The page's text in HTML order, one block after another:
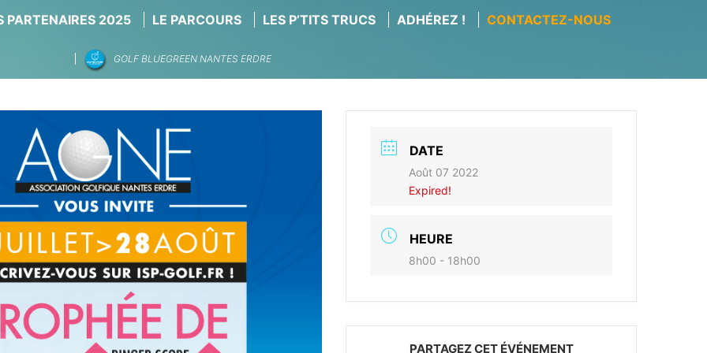
PARTENAIRES 2025 LE PARCOURS LES P’TITS TRUCS ADHÉREZ ! CONTACTEZ-NOUS
GOLF BLUEGREEN NANTES ERDRE
DATE
Août 07 2022
Expired!
HEURE
8h00 - 18h00
PARTAGEZ CET ÉVÉNEMENT